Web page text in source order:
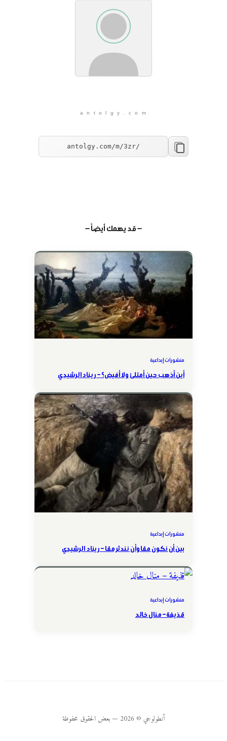
a n t o l g y . c o m
— قد يهمك أيضاً —
منشورات إبداعية
أين أذهب حين أمتلئ ولا أفيض؟ – ريناد الرشيدي
منشورات إبداعية
بين أن نكون معًا وأن نندثر معًا – ريناد الرشيدي
منشورات إبداعية
قذيفة – منال خالد
أنطولوجي © 2026 — بعض الحقوق محفوظة